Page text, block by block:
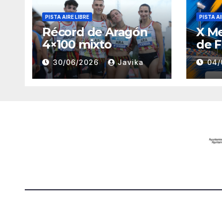
PISTA AIRE LIBRE
Récord de Aragón
4×100 mixto
30/06/2026 Javika
PISTA
X
de